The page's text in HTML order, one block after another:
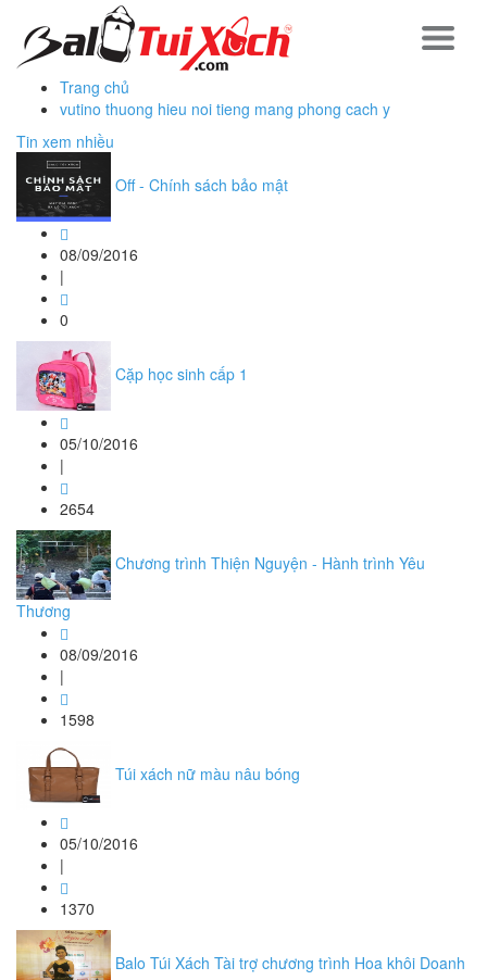
Trang chủ
vutino thuong hieu noi tieng mang phong cach y
Tin xem nhiều
Off - Chính sách bảo mật
08/09/2016
|
0
Cặp học sinh cấp 1
05/10/2016
|
2654
Chương trình Thiện Nguyện - Hành trình Yêu
Thương
08/09/2016
|
1598
Túi xách nữ màu nâu bóng
05/10/2016
|
1370
Balo Túi Xách Tài trợ chương trình Hoa khôi Doanh